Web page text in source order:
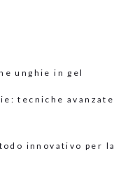
unghie in gel
tecniche avanzate
innovativo per la